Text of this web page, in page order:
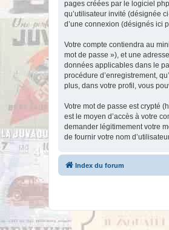
pages créées par le logiciel
qu’utilisateur invité (désignée
d’une connexion (désignés ici
Votre compte contiendra au
mot de passe »), et une
données applicables dans le
procédure d’enregistrement,
plus, dans votre profil, vous
Votre mot de passe est crypté
est le moyen d’accès à votre
demander légitimement votre
de fournir votre nom
Index du forum